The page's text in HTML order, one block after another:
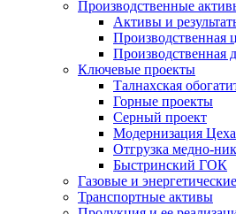
Производственные
Активы и
Производственная
Производственная
Ключевые проекты
Талнахская
Горные проекты
Серный проект
Модернизация Цеха
Отгрузка медно-
Быстринский ГОК
Газовые и
Транспортные активы